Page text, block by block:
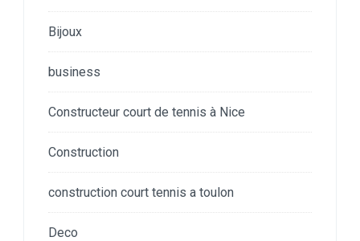
Bijoux
business
Constructeur court de tennis à Nice
Construction
construction court tennis a toulon
Deco